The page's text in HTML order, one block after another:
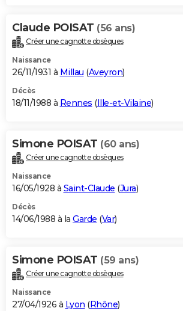
Claude POISAT (56 ans)
Créer une cagnotte obsèques
Naissance
26/11/1931 à Millau (Aveyron)
Décès
18/11/1988 à Rennes (Ille-et-Vilaine)
Simone POISAT (60 ans)
Créer une cagnotte obsèques
Naissance
16/05/1928 à Saint-Claude (Jura)
Décès
14/06/1988 à la Garde (Var)
Simone POISAT (59 ans)
Créer une cagnotte obsèques
Naissance
27/04/1926 à Lyon (Rhône)